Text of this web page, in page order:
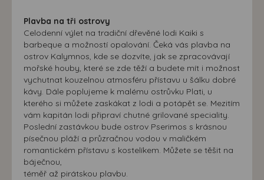
Plavba na tři ostrovy
Celodenní výlet na tradiční dřevěné lodi Kaiki s
barbeque a možností opalování. Čeká vás plavba na
ostrov Kalymnos, kde se dozvíte, jak se zpracovávají
mořské houby, které se zde těží a budete mít i možnost
vychutnat kouzelnou atmosféru přístavu u šálku dobré
kávy. Dále poplujeme k malému ostrůvku Plati, u
kterého si můžete zaskákat z lodi a potápět se. Mezitím
vám kapitán lodi připraví chutné grilované speciality.
Poslední zastávkou bude ostrov Pserimos s krásnou
písečnou pláží a průzračnou vodou v maličkém
romantickém přístavu s kostelíkem. Můžete se těšit na
báječnou,
téměř až pirátskou plavbu.